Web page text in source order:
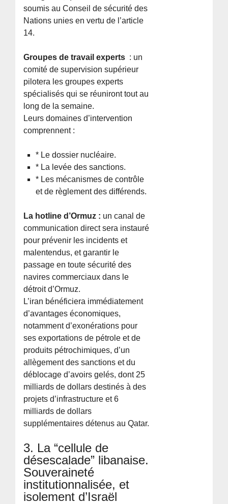
soumis au Conseil de sécurité des
Nations unies en vertu de l’article
14.
Groupes de travail experts : un
comité de supervision supérieur
pilotera les groupes experts
spécialisés qui se réuniront tout au
long de la semaine.
Leurs domaines d’intervention
comprennent :
* Le dossier nucléaire.
* La levée des sanctions.
* Les mécanismes de contrôle
et de règlement des différends.
La hotline d’Ormuz : un canal de
communication direct sera instauré
pour prévenir les incidents et
malentendus, et garantir le
passage en toute sécurité des
navires commerciaux dans le
détroit d’Ormuz.
L’iran bénéficiera immédiatement
d’avantages économiques,
notamment d’exonérations pour
ses exportations de pétrole et de
produits pétrochimiques, d’un
allègement des sanctions et du
déblocage d’avoirs gelés, dont 25
milliards de dollars destinés à des
projets d’infrastructure et 6
milliards de dollars
supplémentaires détenus au Qatar.
3. La “cellule de
désescalade” libanaise.
Souveraineté
institutionnalisée, et
isolement d’Israël